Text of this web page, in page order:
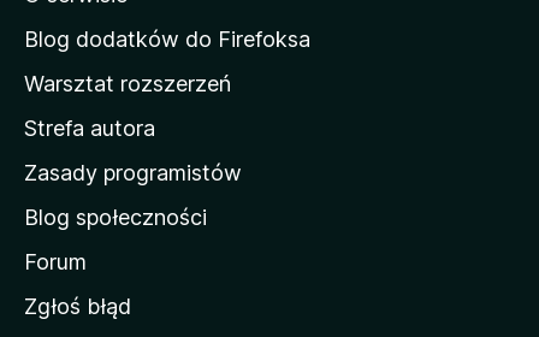
d
m
o
w
M
o
z
Blog dodatków do Firefoksa
Warsztat rozszerzeń
Strefa autora
Zasady programistów
Blog społeczności
Forum
Zgłoś błąd